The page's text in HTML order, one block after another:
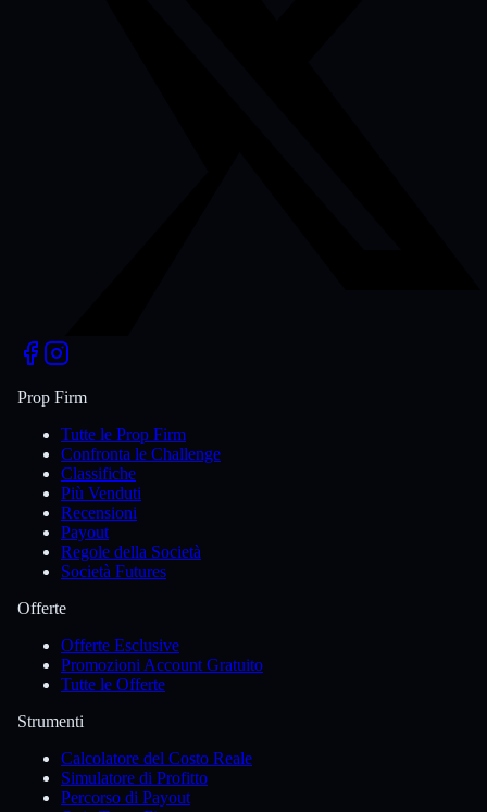
Prop Firm
Tutte le Prop Firm
Confronta le Challenge
Classifiche
Più Venduti
Recensioni
Payout
Regole della Società
Società Futures
Offerte
Offerte Esclusive
Promozioni Account Gratuito
Tutte le Offerte
Strumenti
Calcolatore del Costo Reale
Simulatore di Profitto
Percorso di Payout